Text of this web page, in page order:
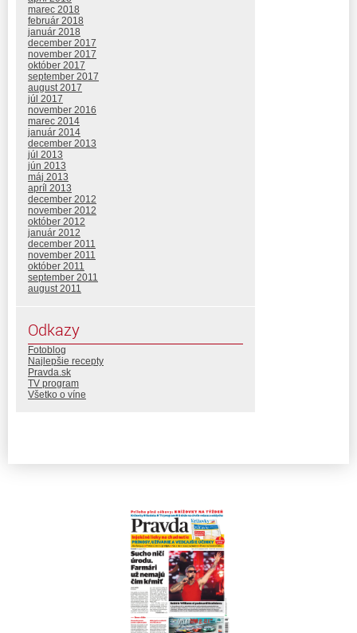
marec 2018
február 2018
január 2018
december 2017
november 2017
október 2017
september 2017
august 2017
júl 2017
november 2016
marec 2014
január 2014
december 2013
júl 2013
jún 2013
máj 2013
apríl 2013
december 2012
november 2012
október 2012
január 2012
december 2011
november 2011
október 2011
september 2011
august 2011
Odkazy
Fotoblog
Najlepšie recepty
Pravda.sk
TV program
Všetko o víne